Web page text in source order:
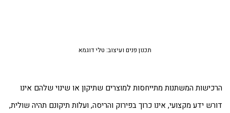
תכנון פנים ועיצוב: טלי דוגמא
המשתנות מתייחסות למוצרים שתיקון או שינוי שלהם אינו
ידע מקצועי, אינו כרוך בפירוק והריסה, ועלות תיקונם תהיה שולית,